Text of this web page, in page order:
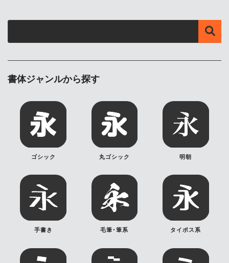
書体ジャンルから探す
ゴシック 丸ゴシック 明朝
手書き 毛筆･筆系 タイポス系